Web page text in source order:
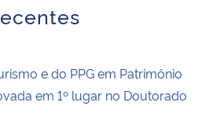
e do PPG em Patrimônio
em 1º lugar no Doutorado